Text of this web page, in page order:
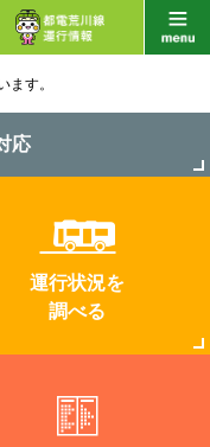
ます。
応
運行状況を
調べる